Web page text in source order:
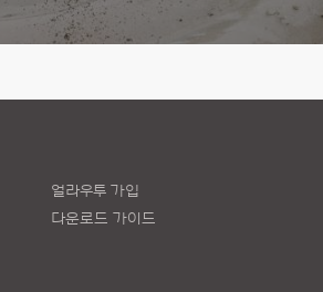
얼라우투 가입
다운로드 가이드